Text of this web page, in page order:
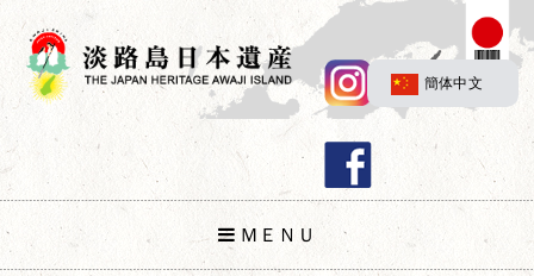
簡体中文
ＭＥＮＵ